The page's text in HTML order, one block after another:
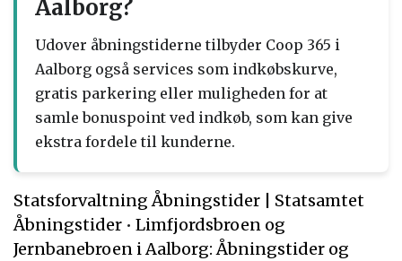
Aalborg?
Udover åbningstiderne tilbyder Coop 365 i
Aalborg også services som indkøbskurve,
gratis parkering eller muligheden for at
samle bonuspoint ved indkøb, som kan give
ekstra fordele til kunderne.
Statsforvaltning Åbningstider | Statsamtet
Åbningstider • Limfjordsbroen og
Jernbanebroen i Aalborg: Åbningstider og